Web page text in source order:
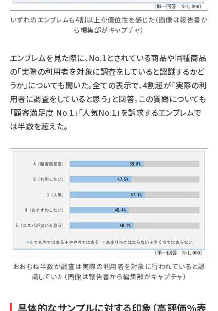
いずれのエンブレムも4割以上が優位性を感じた（画像は報告書か
ら編集部がキャプチャ）
エンブレムを見た際に、No.1とされている商品や同種商品
の「実際の利用者を対象に調査をしていると認識するかど
うか」についても聞いた。全ての表示で、4割超が「実際の利
用者に調査をしていると思う」と回答。この質問についても
「顧客満足度 No.1」「人気No.1」を訴求するエンブレムで
は半数を超えた。
おおむね半数が調査は実際の利用者を対象に行われていると認
識していた（画像は報告書から編集部がキャプチャ）
具体的なサンプルに対する印象（高評価％表